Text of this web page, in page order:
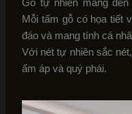
Gỗ tự nhiên mang
Mỗi tấm gỗ có họa tiết
đáo và mang tính cá
Với nét tự nhiên sắc
ấm áp và quý phái.